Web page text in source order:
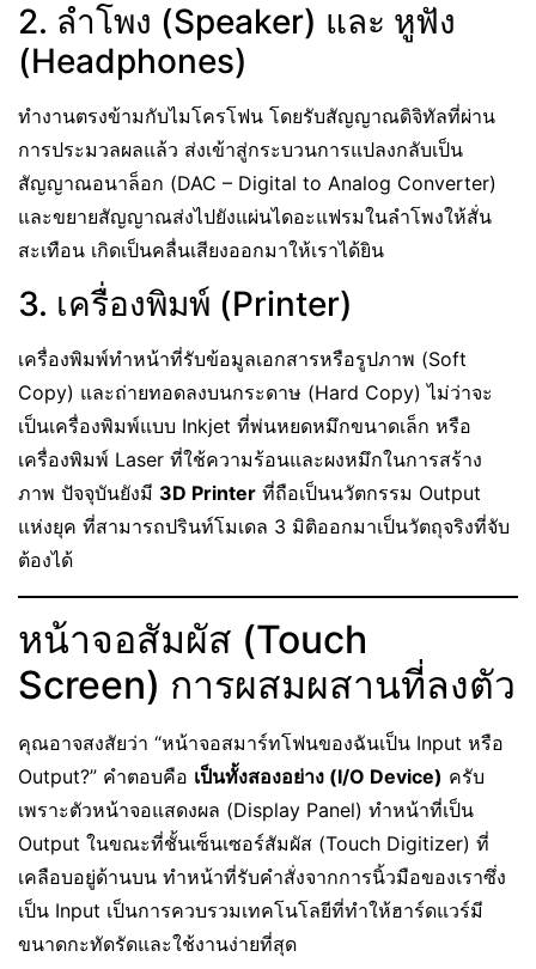
2. ลำโพง (Speaker) และ หูฟัง
(Headphones)
ทำงานตรงข้ามกับไมโครโฟน โดยรับสัญญาณดิจิทัลที่ผ่าน
การประมวลผลแล้ว ส่งเข้าสู่กระบวนการแปลงกลับเป็น
สัญญาณอนาล็อก (DAC – Digital to Analog Converter)
และขยายสัญญาณส่งไปยังแผ่นไดอะแฟรมในลำโพงให้สั่น
สะเทือน เกิดเป็นคลื่นเสียงออกมาให้เราได้ยิน
3. เครื่องพิมพ์ (Printer)
เครื่องพิมพ์ทำหน้าที่รับข้อมูลเอกสารหรือรูปภาพ (Soft
Copy) และถ่ายทอดลงบนกระดาษ (Hard Copy) ไม่ว่าจะ
เป็นเครื่องพิมพ์แบบ Inkjet ที่พ่นหยดหมึกขนาดเล็ก หรือ
เครื่องพิมพ์ Laser ที่ใช้ความร้อนและผงหมึกในการสร้าง
ภาพ ปัจจุบันยังมี 3D Printer ที่ถือเป็นนวัตกรรม Output
แห่งยุค ที่สามารถปรินท์โมเดล 3 มิติออกมาเป็นวัตถุจริงที่จับ
ต้องได้
หน้าจอสัมผัส (Touch
Screen) การผสมผสานที่ลงตัว
คุณอาจสงสัยว่า “หน้าจอสมาร์ทโฟนของฉันเป็น Input หรือ
Output?” คำตอบคือ เป็นทั้งสองอย่าง (I/O Device) ครับ
เพราะตัวหน้าจอแสดงผล (Display Panel) ทำหน้าที่เป็น
Output ในขณะที่ชั้นเซ็นเซอร์สัมผัส (Touch Digitizer) ที่
เคลือบอยู่ด้านบน ทำหน้าที่รับคำสั่งจากการนิ้วมือของเราซึ่ง
เป็น Input เป็นการควบรวมเทคโนโลยีที่ทำให้ฮาร์ดแวร์มี
ขนาดกะทัดรัดและใช้งานง่ายที่สุด